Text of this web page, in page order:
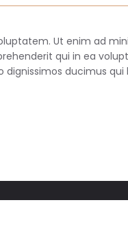
Ut enim ad
qui in ea
ducimus